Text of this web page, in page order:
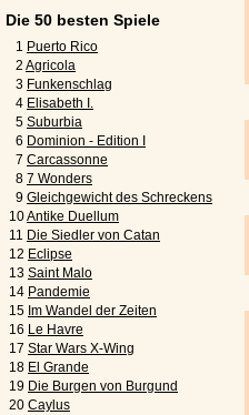
Die 50 besten Spiele
1 Puerto Rico
2 Agricola
3 Funkenschlag
4 Elisabeth I.
5 Suburbia
6 Dominion - Edition I
7 Carcassonne
8 7 Wonders
9 Gleichgewicht des Schreckens
10Antike Duellum
11 Die Siedler von Catan
12 Eclipse
13 Saint Malo
14 Pandemie
15 Im Wandel der Zeiten
16 Le Havre
17 Star Wars X-Wing
18 El Grande
19 Die Burgen von Burgund
20 Caylus